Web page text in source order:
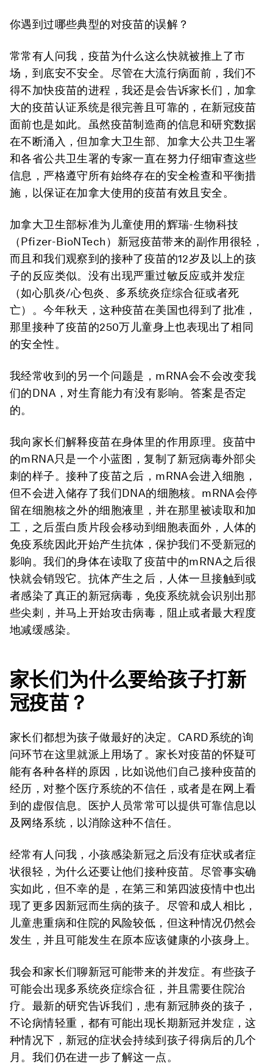
你遇到过哪些典型的对疫苗的误解？
常常有人问我，疫苗为什么这么快就被推上了市
场，到底安不安全。尽管在大流行病面前，我们不
得不加快疫苗的进程，我还是会告诉家长们，加拿
大的疫苗认证系统是很完善且可靠的，在新冠疫苗
面前也是如此。虽然疫苗制造商的信息和研究数据
在不断涌入，但加拿大卫生部、加拿大公共卫生署
和各省公共卫生署的专家一直在努力仔细审查这些
信息，严格遵守所有始终存在的安全检查和平衡措
施，以保证在加拿大使用的疫苗有效且安全。
加拿大卫生部标准为儿童使用的辉瑞-生物科技
（Pfizer-BioNTech）新冠疫苗带来的副作用很轻，
而且和我们观察到的接种了疫苗的12岁及以上的孩
子的反应类似。没有出现严重过敏反应或并发症
（如心肌炎/心包炎、多系统炎症综合征或者死
亡）。今年秋天，这种疫苗在美国也得到了批准，
那里接种了疫苗的250万儿童身上也表现出了相同
的安全性。
我经常收到的另一个问题是，mRNA会不会改变我
们的DNA，对生育能力有没有影响。答案是否定
的。
我向家长们解释疫苗在身体里的作用原理。疫苗中
的mRNA只是一个小蓝图，复制了新冠病毒外部尖
刺的样子。接种了疫苗之后，mRNA会进入细胞，
但不会进入储存了我们DNA的细胞核。mRNA会停
留在细胞核之外的细胞液里，并在那里被读取和加
工，之后蛋白质片段会移动到细胞表面外，人体的
免疫系统因此开始产生抗体，保护我们不受新冠的
影响。我们的身体在读取了疫苗中的mRNA之后很
快就会销毁它。抗体产生之后，人体一旦接触到或
者感染了真正的新冠病毒，免疫系统就会识别出那
些尖刺，并马上开始攻击病毒，阻止或者最大程度
地减缓感染。
家长们为什么要给孩子打新
冠疫苗？
家长们都想为孩子做最好的决定。CARD系统的询
问环节在这里就派上用场了。家长对疫苗的怀疑可
能有各种各样的原因，比如说他们自己接种疫苗的
经历，对整个医疗系统的不信任，或者是在网上看
到的虚假信息。医护人员常常可以提供可靠信息以
及网络系统，以消除这种不信任。
经常有人问我，小孩感染新冠之后没有症状或者症
状很轻，为什么还要让他们接种疫苗。尽管事实确
实如此，但不幸的是，在第三和第四波疫情中也出
现了更多因新冠而生病的孩子。尽管和成人相比，
儿童患重病和住院的风险较低，但这种情况仍然会
发生，并且可能发生在原本应该健康的小孩身上。
我会和家长们聊新冠可能带来的并发症。有些孩子
可能会出现多系统炎症综合征，并且需要住院治
疗。最新的研究告诉我们，患有新冠肺炎的孩子，
不论病情轻重，都有可能出现长期新冠并发症，这
种情况下，新冠的症状会持续到孩子得病后的几个
月。我们仍在进一步了解这一点。